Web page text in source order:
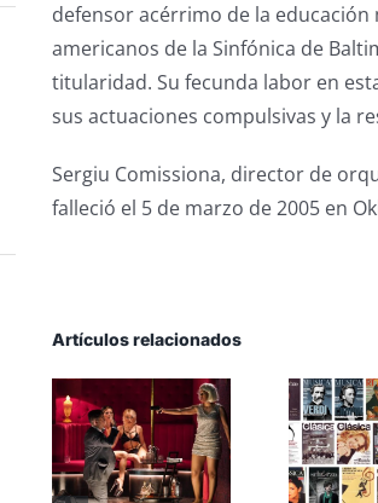
defensor acérrimo de la
americanos de la Sinfónica de
titularidad. Su fecunda labor en
sus actuaciones compulsivas y la
Sergiu Comissiona, director de
falleció el 5 de marzo de 2005 en
Artículos relacionados